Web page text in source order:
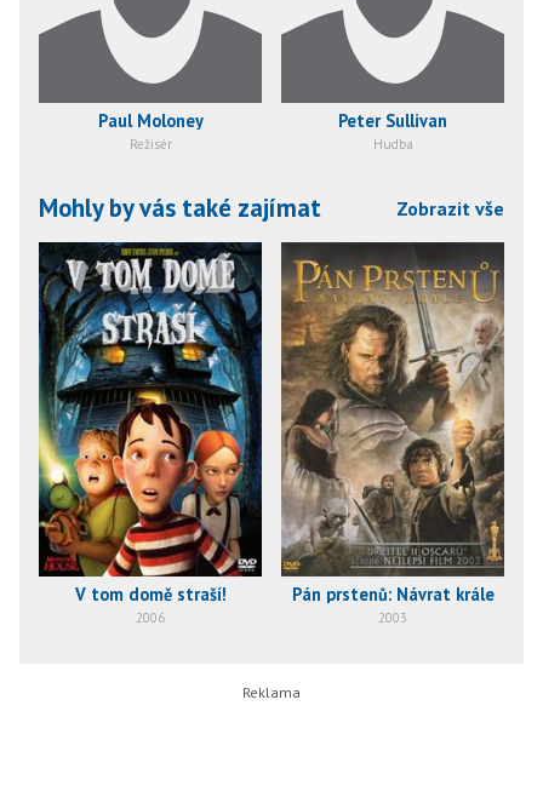
Paul Moloney
Režisér
Peter Sullivan
Hudba
Mohly by vás také zajímat Zobrazit vše
V tom domě straší!
2006
Pán prstenů: Návrat krále
2003